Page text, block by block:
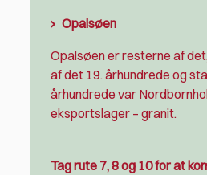
Opalsøen
Opalsøen er resterne af
af det 19. århundrede og
århundrede var
eksportslager – granit.
Tag rute 7, 8 og 10 for at